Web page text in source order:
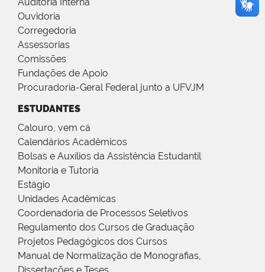
Auditoria Interna
Ouvidoria
Corregedoria
Assessorias
Comissões
Fundações de Apoio
Procuradoria-Geral Federal junto a UFVJM
ESTUDANTES
Calouro, vem cá
Calendários Acadêmicos
Bolsas e Auxílios da Assistência Estudantil
Monitoria e Tutoria
Estágio
Unidades Acadêmicas
Coordenadoria de Processos Seletivos
Regulamento dos Cursos de Graduação
Projetos Pedagógicos dos Cursos
Manual de Normalização de Monografias,